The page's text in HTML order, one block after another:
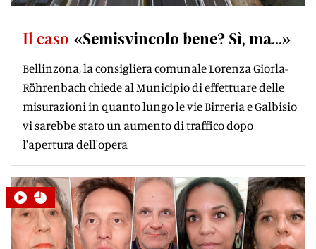
Il caso «Semisvincolo bene? Sì, ma...»
Bellinzona, la consigliera comunale Lorenza Giorla-
Röhrenbach chiede al Municipio di effettuare delle
misurazioni in quanto lungo le vie Birreria e Galbisio
vi sarebbe stato un aumento di traffico dopo
l'apertura dell'opera